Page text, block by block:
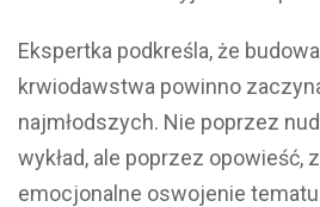
Ekspertka podkreśla, że
krwiodawstwa powinno
najmłodszych. Nie poprzez
wykład, ale poprzez opowieść,
emocjonalne oswojenie